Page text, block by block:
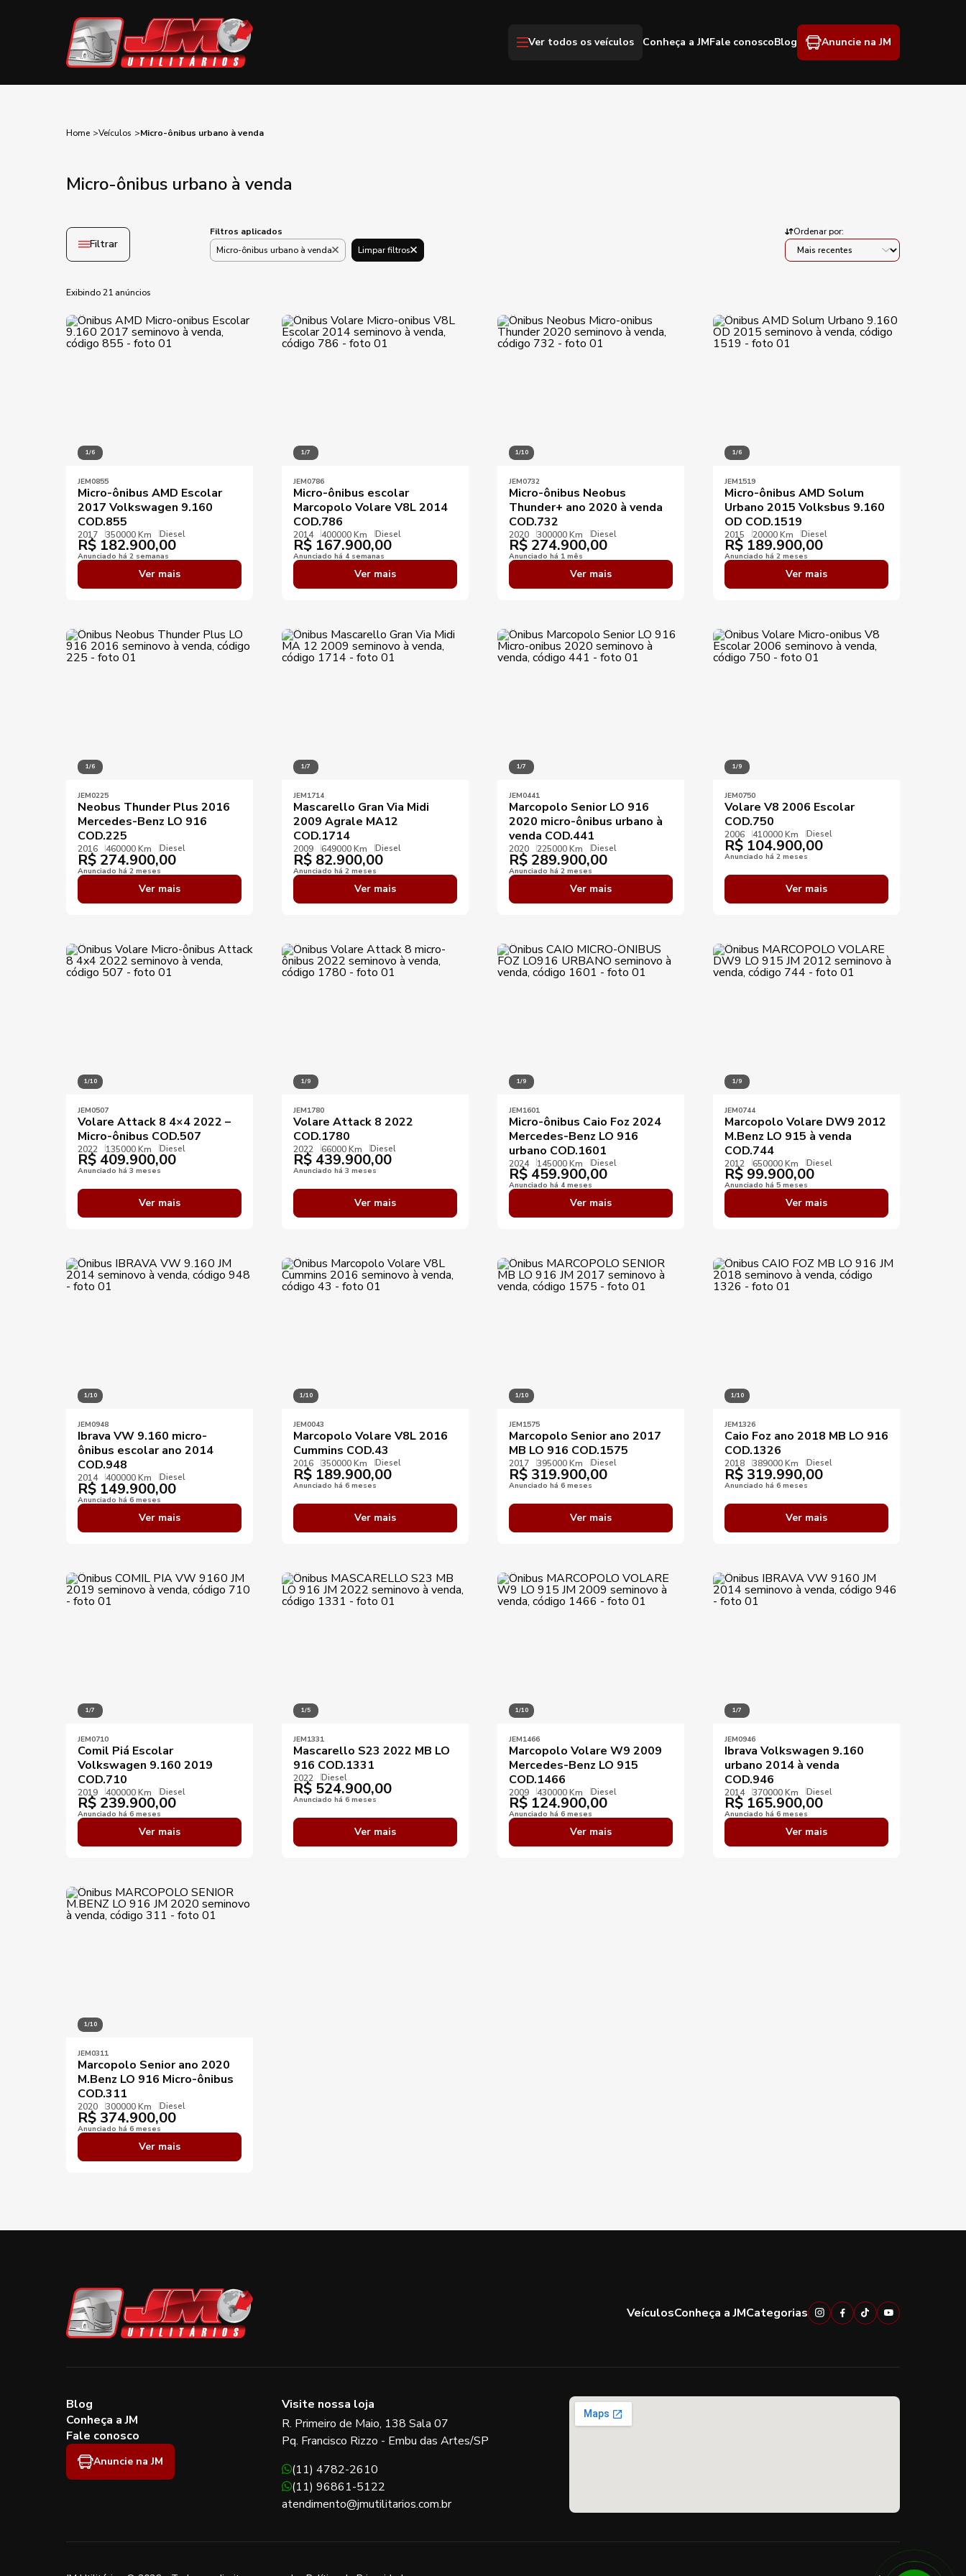
Ver todos os veículos Conheça a JMFale conoscoBlog Anuncie na JM
Home Veículos Micro-ônibus urbano à venda
Micro-ônibus urbano à venda
Filtrar
Filtros aplicados
Micro-ônibus urbano à venda
Limpar filtros
Ordenar por:
KM mínimo Ano mínimo Ano máximo Preço máximo
Exibindo 21 anúncios
1/6
JEM0855
Micro-ônibus AMD Escolar
2017 Volkswagen 9.160
COD.855
2017 350000 Km Diesel
R$ 182.900,00
Anunciado há 2 semanas
Ver mais
1/7
JEM0786
Micro-ônibus escolar
Marcopolo Volare V8L 2014
COD.786
2014 400000 Km Diesel
R$ 167.900,00
Anunciado há 4 semanas
Ver mais
1/10
JEM0732
Micro-ônibus Neobus
Thunder+ ano 2020 à venda
COD.732
2020 300000 Km Diesel
R$ 274.900,00
Anunciado há 1 mês
Ver mais
1/6
JEM1519
Micro-ônibus AMD Solum
Urbano 2015 Volksbus 9.160
OD COD.1519
2015 20000 Km Diesel
R$ 189.900,00
Anunciado há 2 meses
Ver mais
1/6
JEM0225
Neobus Thunder Plus 2016
Mercedes-Benz LO 916
COD.225
2016 460000 Km Diesel
R$ 274.900,00
Anunciado há 2 meses
Ver mais
1/7
JEM1714
Mascarello Gran Via Midi
2009 Agrale MA12
COD.1714
2009 649000 Km Diesel
R$ 82.900,00
Anunciado há 2 meses
Ver mais
1/7
JEM0441
Marcopolo Senior LO 916
2020 micro-ônibus urbano à
venda COD.441
2020 225000 Km Diesel
R$ 289.900,00
Anunciado há 2 meses
Ver mais
1/9
JEM0750
Volare V8 2006 Escolar
COD.750
2006 410000 Km Diesel
R$ 104.900,00
Anunciado há 2 meses
Ver mais
1/10
JEM0507
Volare Attack 8 4×4 2022 –
Micro-ônibus COD.507
2022 135000 Km Diesel
R$ 409.900,00
Anunciado há 3 meses
Ver mais
1/9
JEM1780
Volare Attack 8 2022
COD.1780
2022 66000 Km Diesel
R$ 439.900,00
Anunciado há 3 meses
Ver mais
1/9
JEM1601
Micro-ônibus Caio Foz 2024
Mercedes-Benz LO 916
urbano COD.1601
2024 145000 Km Diesel
R$ 459.900,00
Anunciado há 4 meses
Ver mais
1/9
JEM0744
Marcopolo Volare DW9 2012
M.Benz LO 915 à venda
COD.744
2012 650000 Km Diesel
R$ 99.900,00
Anunciado há 5 meses
Ver mais
1/10
JEM0948
Ibrava VW 9.160 micro-
ônibus escolar ano 2014
COD.948
2014 400000 Km Diesel
R$ 149.900,00
Anunciado há 6 meses
Ver mais
1/10
JEM0043
Marcopolo Volare V8L 2016
Cummins COD.43
2016 350000 Km Diesel
R$ 189.900,00
Anunciado há 6 meses
Ver mais
1/10
JEM1575
Marcopolo Senior ano 2017
MB LO 916 COD.1575
2017 395000 Km Diesel
R$ 319.900,00
Anunciado há 6 meses
Ver mais
1/10
JEM1326
Caio Foz ano 2018 MB LO 916
COD.1326
2018 389000 Km Diesel
R$ 319.990,00
Anunciado há 6 meses
Ver mais
1/7
JEM0710
Comil Piá Escolar
Volkswagen 9.160 2019
COD.710
2019 400000 Km Diesel
R$ 239.900,00
Anunciado há 6 meses
Ver mais
1/5
JEM1331
Mascarello S23 2022 MB LO
916 COD.1331
2022 Diesel
R$ 524.900,00
Anunciado há 6 meses
Ver mais
1/10
JEM1466
Marcopolo Volare W9 2009
Mercedes-Benz LO 915
COD.1466
2009 430000 Km Diesel
R$ 124.900,00
Anunciado há 6 meses
Ver mais
1/7
JEM0946
Ibrava Volkswagen 9.160
urbano 2014 à venda
COD.946
2014 370000 Km Diesel
R$ 165.900,00
Anunciado há 6 meses
Ver mais
1/10
JEM0311
Marcopolo Senior ano 2020
M.Benz LO 916 Micro-ônibus
COD.311
2020 300000 Km Diesel
R$ 374.900,00
Anunciado há 6 meses
Ver mais
VeículosConheça a JMCategorias
Blog
Conheça a JM
Fale conosco
Anuncie na JM
Visite nossa loja
R. Primeiro de Maio, 138 Sala 07
Pq. Francisco Rizzo - Embu das Artes/SP
(11) 4782-2610
(11) 96861-5122
atendimento@jmutilitarios.com.br